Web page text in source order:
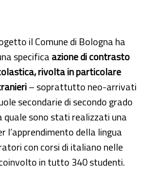
il Comune di Bologna ha
specificaazione di contrasto
rivolta in particolare
– soprattutto neo-arrivati
secondarie di secondo grado
quale sono stati realizzati una
l’apprendimento della lingua
con corsi di italiano nelle
in tutto 340 studenti.